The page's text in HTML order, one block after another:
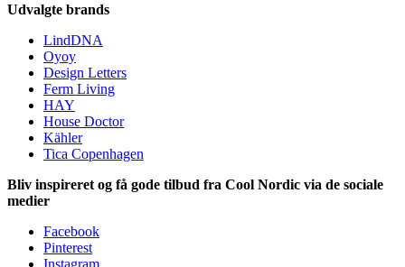
Udvalgte brands
LindDNA
Oyoy
Design Letters
Ferm Living
HAY
House Doctor
Kähler
Tica Copenhagen
Bliv inspireret og få gode tilbud fra Cool Nordic via de sociale
medier
Facebook
Pinterest
Instagram